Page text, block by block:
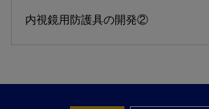
内視鏡用防護具の開発②